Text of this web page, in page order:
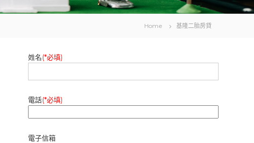
Home 基隆二胎房貸
姓名(*必填)
電話(*必填)
電子信箱